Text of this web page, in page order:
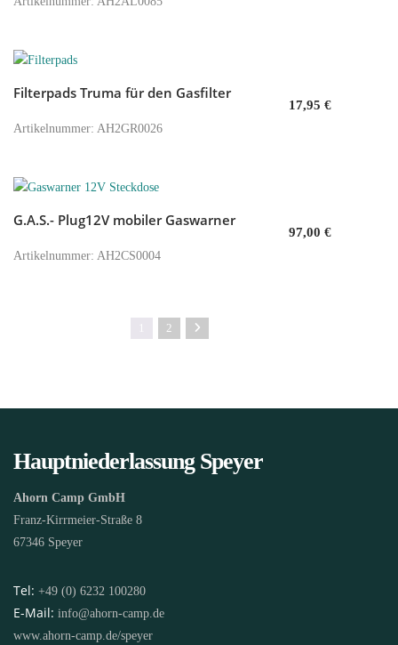
In den Warenkorb
Filterpads Truma für den Gasfilter
17,95 €
Artikelnummer: AH2GR0026
In den Warenkorb
G.A.S.- Plug12V mobiler Gaswarner
97,00 €
Artikelnummer: AH2CS0004
1 2
Hauptniederlassung Speyer
Ahorn Camp GmbH
Franz-Kirrmeier-Straße 8
67346 Speyer
Tel: +49 (0) 6232 100280
E-Mail: info@ahorn-camp.de
www.ahorn-camp.de/speyer